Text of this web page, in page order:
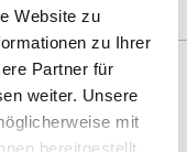
Website zu
zu Ihrer
Partner für
weiter. Unsere
mit
bereitgestellt